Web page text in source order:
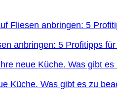
anbringen: 5 Profitipps
Küche. Was gibt es zu